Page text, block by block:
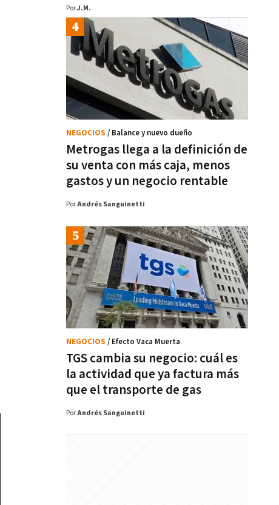
PorJ.M.
Metrogas llega a la definición de
su venta con más caja, menos
gastos y un negocio rentable
NEGOCIOS / Balance y nuevo dueño
PorAndrés Sanguinetti
TGS cambia su negocio: cuál es
la actividad que ya factura más
que el transporte de gas
NEGOCIOS / Efecto Vaca Muerta
PorAndrés Sanguinetti